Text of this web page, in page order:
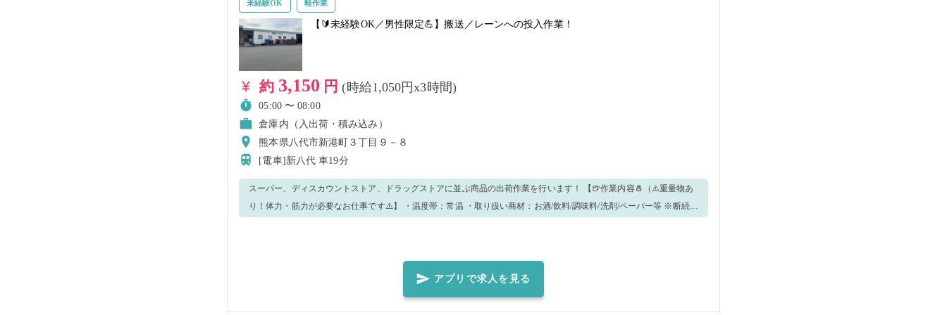
未経験OK 軽作業
【🔰未経験OK／男性限定💪】搬送／レーンへの投入作業！
約 3,150 円(時給1,050円x3時間)
05:00 〜 08:00
倉庫内（入出荷・積み込み）
熊本県八代市新港町３丁目９－８
[電車]新八代車19分
スーパー、ディスカウントストア、ドラッグストアに並ぶ商品の出荷作業を行います！ 【🍺作業内容🧂（⚠️重量物あ
り！体力・筋力が必要なお仕事です⚠️】 ・温度帯：常温 ・取り扱い商材：お酒/飲料/調味料/洗剤/ペーパー等 ※断続的
たカート台車を移動して個数検品（スキャン）する作業 ※他倉庫内雑務あり しっかり社員の方が教える環境ですの
で、分からないことは何でも聞いてくださいね！ 優しく丁寧に教えます♪ 【✨長期就業も大歓迎！✨】 働いてみて
「長く安定して働きたい！」等思っていただけたら、長期雇用への切り替えも可能なんです！ ～こんなメリットがあ
りますよ😀～ ・アルバイト/パートでも年2回賞与アリ（社内規定による） ・就業時間 / 日数は相談可能！！ 詳しく
アプリで求人を見る